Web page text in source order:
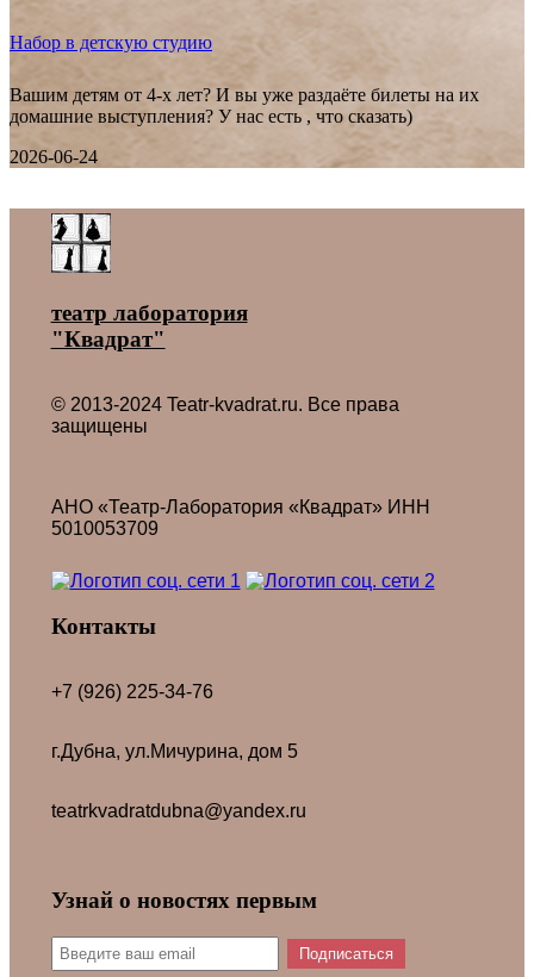
Набор в детскую студию
Вашим детям от 4-х лет? И вы уже раздаёте билеты на их
домашние выступления? У нас есть , что сказать)
2026-06-24
театр лаборатория
"Квадрат"
© 2013-2024 Teatr-kvadrat.ru. Все права
защищены
АНО «Театр-Лаборатория «Квадрат» ИНН
5010053709
Контакты
+7 (926) 225-34-76
г.Дубна, ул.Мичурина, дом 5
teatrkvadratdubna@yandex.ru
Узнай о новостях первым
Подписаться